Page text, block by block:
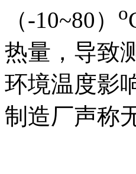
（-10~80） o
热量，导致
环境温度影
制造厂声称